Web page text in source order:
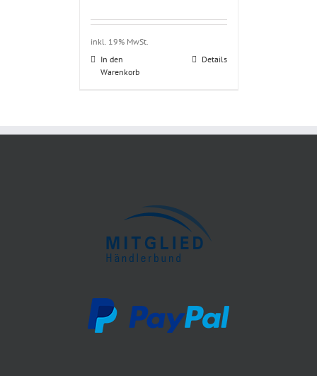
inkl. 19% MwSt.
In den
Warenkorb
Details